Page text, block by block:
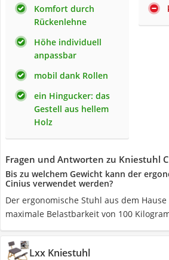
Komfort durch
Rückenlehne
Höhe individuell
anpassbar
mobil dank Rollen
ein Hingucker: das
Gestell aus hellem
Holz
Fragen und Antworten zu Kniestuhl
Bis zu welchem Gewicht kann der
Cinius verwendet werden?
Der ergonomische Stuhl aus dem
maximale Belastbarkeit von 100
Lxx Kniestuhl